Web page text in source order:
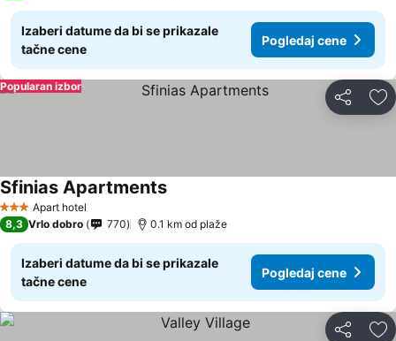
Izaberi datume da bi se prikazale
tačne cene
Pogledaj cene
Deli
Popularan izbor
3 ZvezdiceApart hotel
Sfinias Apartments
8,3 Vrlo dobro 770 0.1 km od plaže
Izaberi datume da bi se prikazale
tačne cene
Pogledaj cene
Deli